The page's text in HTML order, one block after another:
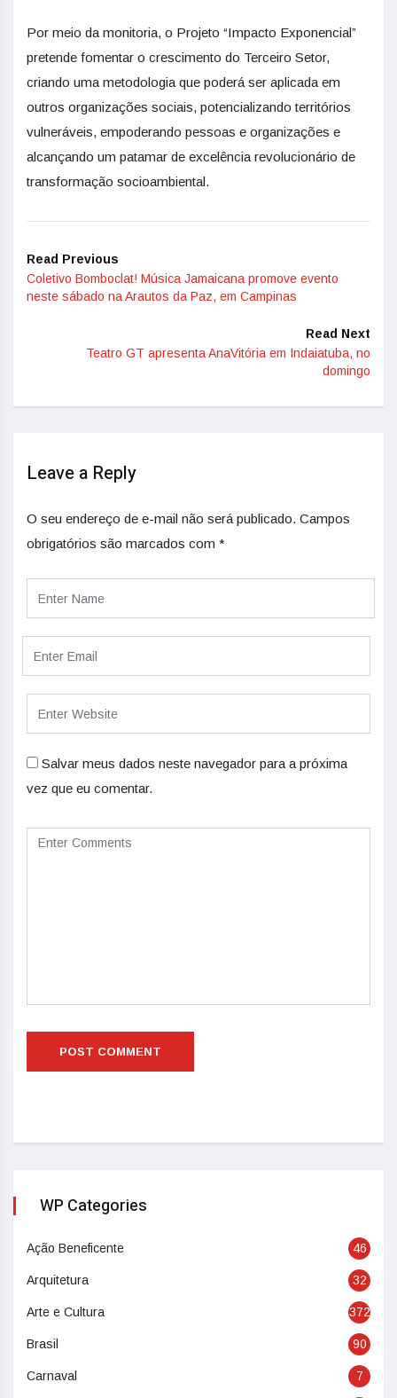
Por meio da monitoria, o Projeto “Impacto Exponencial”
pretende fomentar o crescimento do Terceiro Setor,
criando uma metodologia que poderá ser aplicada em
outros organizações sociais, potencializando territórios
vulneráveis, empoderando pessoas e organizações e
alcançando um patamar de excelência revolucionário de
transformação socioambiental.
Read Previous
Coletivo Bomboclat! Música Jamaicana promove evento
neste sábado na Arautos da Paz, em Campinas
Read Next
Teatro GT apresenta AnaVitória em Indaiatuba, no
domingo
Leave a Reply
O seu endereço de e-mail não será publicado. Campos
obrigatórios são marcados com *
Salvar meus dados neste navegador para a próxima
vez que eu comentar.
WP Categories
Ação Beneficente 46
Arquitetura 32
Arte e Cultura 372
Brasil 90
Carnaval 7